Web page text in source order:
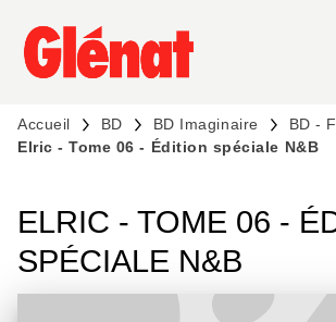
MENU RECHERCHE
PIED DE PAGE
Accueil BD BD Imaginaire
BD -
Elric - Tome 06 - Édition spéciale N&B
ELRIC - TOME 06 -
SPÉCIALE N&B